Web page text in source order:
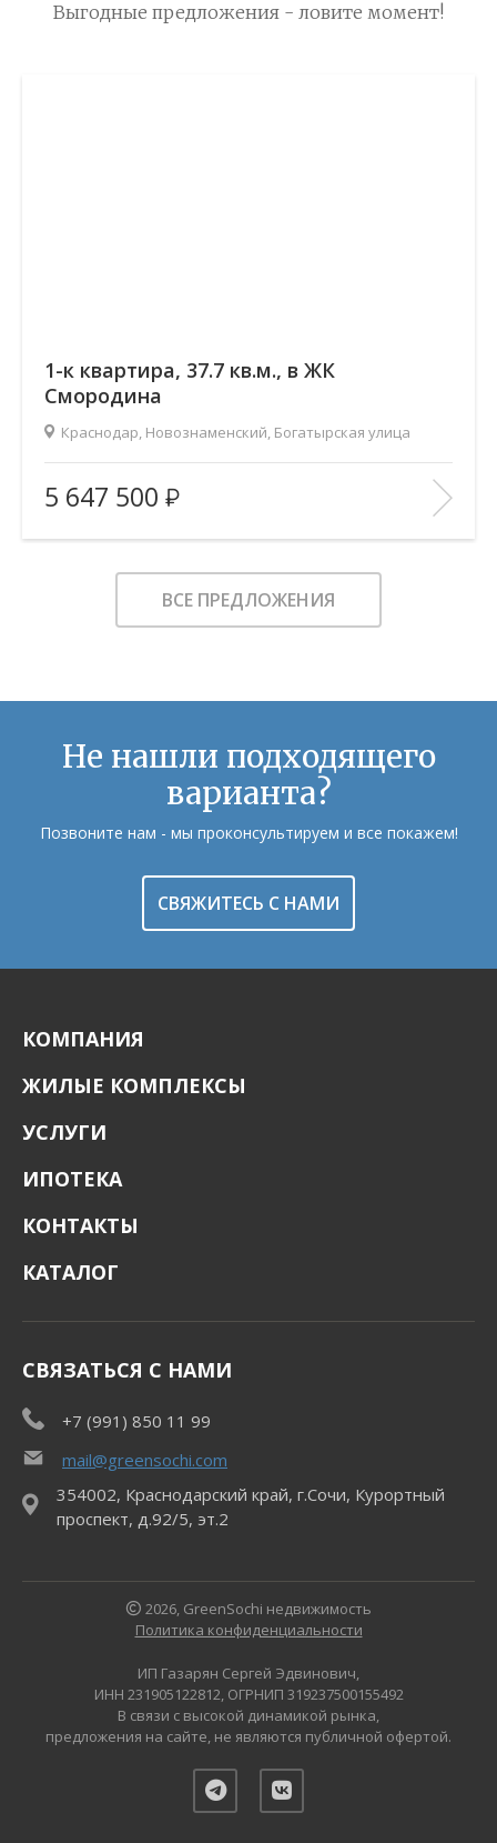
Выгодные предложения - ловите момент!
1-к квартира, 37.7 кв.м., в ЖК
Смородина
Краснодар, Новознаменский, Богатырская улица
Площадь (общ/жил/кух), м2:
37.65/14.35/14.49
Количество комнат:
1
Этаж:
11/12
В ИЗБРАННОЕ
5 647 500
ВСЕ ПРЕДЛОЖЕНИЯ
Не нашли подходящего
варианта?
Позвоните нам - мы проконсультируем и все покажем!
СВЯЖИТЕСЬ С НАМИ
КОМПАНИЯ
ЖИЛЫЕ КОМПЛЕКСЫ
УСЛУГИ
ИПОТЕКА
КОНТАКТЫ
КАТАЛОГ
СВЯЗАТЬСЯ С НАМИ
+7 (991) 850 11 99
mail@greensochi.com
354002, Краснодарский край, г.Сочи, Курортный
проспект, д.92/5, эт.2
2026, GreenSochi недвижимость
Политика конфиденциальности
ИП Газарян Сергей Эдвинович,
ИНН 231905122812, ОГРНИП 319237500155492
В связи с высокой динамикой рынка,
предложения на сайте, не являются публичной офертой.